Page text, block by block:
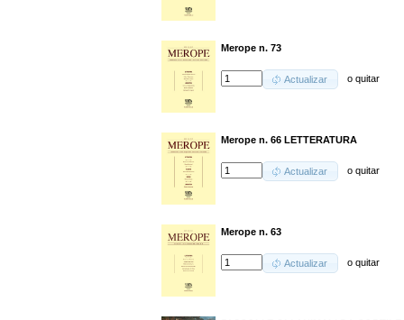
Merope n. 73
Actualizar oquitar
Merope n. 66 LETTERATURA
Actualizar oquitar
Merope n. 63
Actualizar oquitar